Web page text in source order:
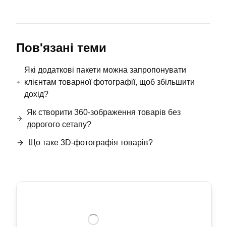
Пов'язані теми
Які додаткові пакети можна запропонувати
клієнтам товарної фотографії, щоб збільшити
дохід?
Як створити 360-зображення товарів без
дорогого сетапу?
Що таке 3D-фотографія товарів?